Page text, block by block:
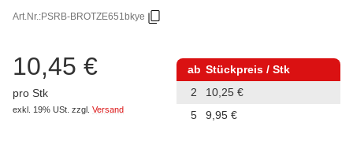
Art.Nr.:PSRB-BROTZE651bkye
10,45 €
pro Stk
exkl. 19% USt. zzgl. Versand
ab Stückpreis / Stk
2
10,25 €
5
9,95 €